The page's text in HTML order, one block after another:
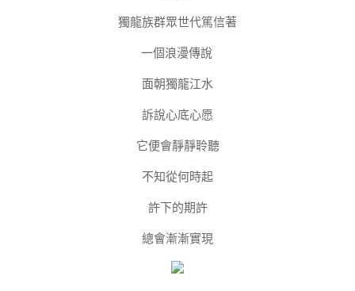
獨龍族群眾世代篤信著
一個浪漫傳說
面朝獨龍江水
訴說心底心愿
它便會靜靜聆聽
不知從何時起
許下的期許
總會漸漸實現